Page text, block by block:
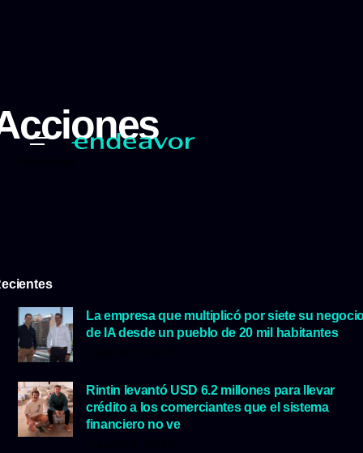
La empresa que multiplicó por siete su
de IA desde un pueblo de 20 mil habitantes
Rintin levantó USD 6.2 millones para llevar
crédito a los comerciantes que el sistema
financiero no ve